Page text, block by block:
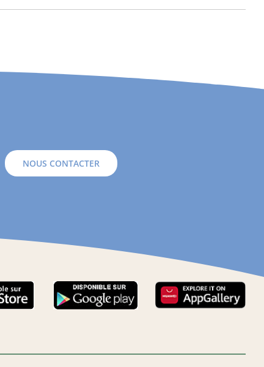
NOUS CONTACTER